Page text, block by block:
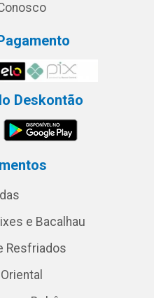
Deskontão
e Bacalhau
Resfriados